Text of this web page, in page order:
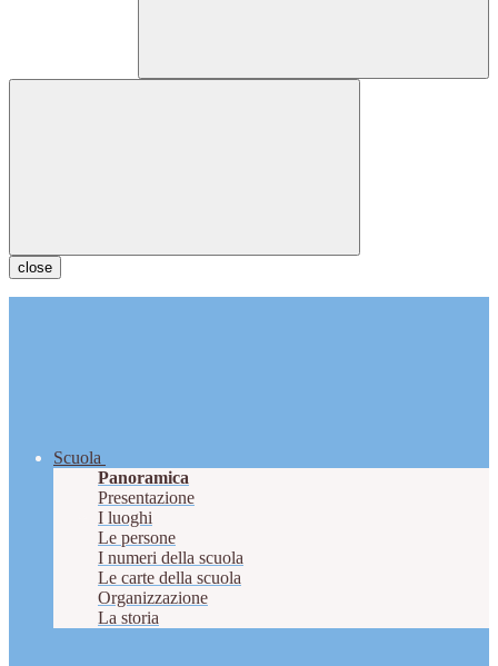
close
Scuola
Panoramica
Presentazione
I luoghi
Le persone
I numeri della scuola
Le carte della scuola
Organizzazione
La storia